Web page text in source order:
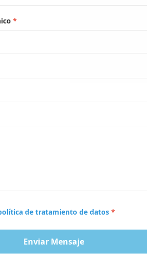
*
de tratamiento de datos*
Enviar Mensaje